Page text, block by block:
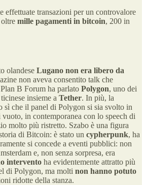
effettuate transazioni per un controvalore
oltre mille pagamenti in bitcoin, 200 in
olandese Lugano non era libero da
non aveva consentito talk che
B Forum ha parlato Polygon, uno dei
insieme a Tether. In più, la
sì che il panel di Polygon si sia svolto in
in contemporanea con lo speech di
molto più ristretto. Szabo è una figura
di Bitcoin: è stato un cypherpunk, ha
si concede a eventi pubblici: non
e, non senza sorpresa, era
intervento ha evidentemente attratto più
di Polygon, ma molti non hanno potuto
ridotte della stanza.